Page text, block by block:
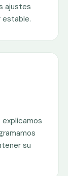
ajustes
estable.
su